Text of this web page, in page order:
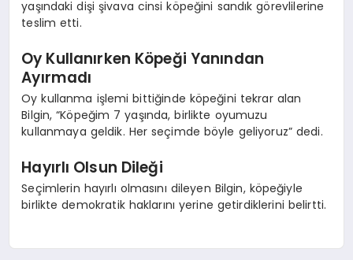
yaşındaki dişi şivava cinsi köpeğini sandık görevlilerine
teslim etti.
Oy Kullanırken Köpeği Yanından
Ayırmadı
Oy kullanma işlemi bittiğinde köpeğini tekrar alan
Bilgin, “Köpeğim 7 yaşında, birlikte oyumuzu
kullanmaya geldik. Her seçimde böyle geliyoruz” dedi.
Hayırlı Olsun Dileği
Seçimlerin hayırlı olmasını dileyen Bilgin, köpeğiyle
birlikte demokratik haklarını yerine getirdiklerini belirtti.